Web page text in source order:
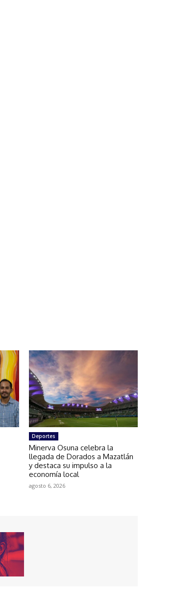
Deportes
Minerva Osuna celebra la
llegada de Dorados a Mazatlán
y destaca su impulso a la
economía local
agosto 6, 2026